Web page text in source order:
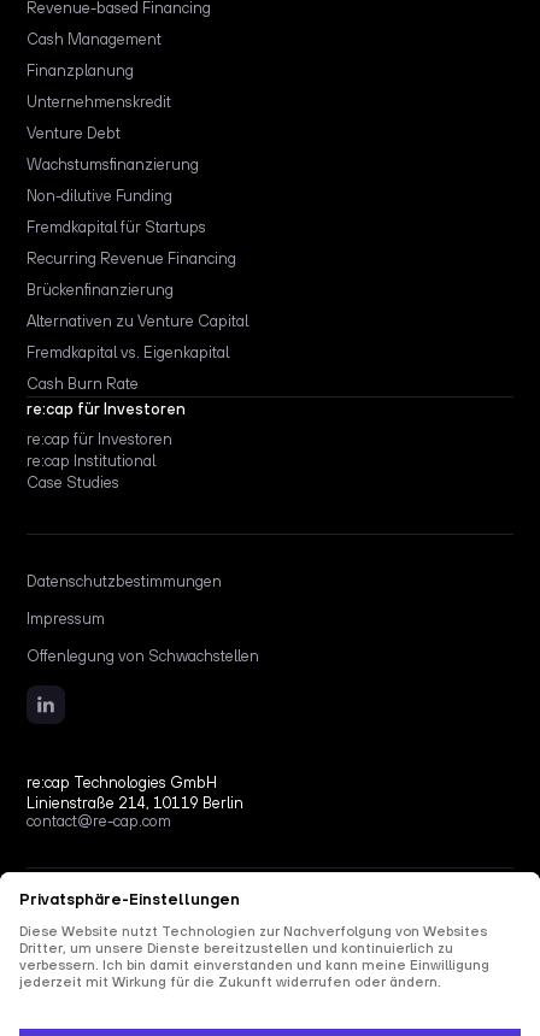
Revenue-based Financing
Cash Management
Finanzplanung
Unternehmenskredit
Venture Debt
Wachstumsfinanzierung
Non-dilutive Funding
Fremdkapital für Startups
Recurring Revenue Financing
Brückenfinanzierung
Alternativen zu Venture Capital
Fremdkapital vs. Eigenkapital
Cash Burn Rate
re:cap für Investoren
re:cap für Investoren
re:cap Institutional
Case Studies
re:cap Technologies GmbH
Linienstraße 214, 10119 Berlin
contact@re-cap.com
Datenschutzbestimmungen
Impressum
Offenlegung von Schwachstellen
All rights reserved.
All shown product and company names are trademarks or registered trademarks of their
respective holders. Use of them does not imply any affiliation with or endorsement by
apply.